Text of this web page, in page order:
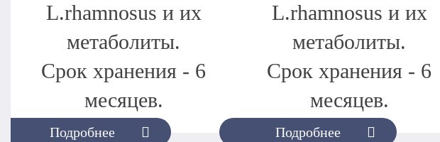
Подробнее
L.rhamnosus и их
метаболиты.
Срок хранения - 6
месяцев.
Подробнее
L.rhamnosus и их
метаболиты.
Срок хранения - 6
месяцев.